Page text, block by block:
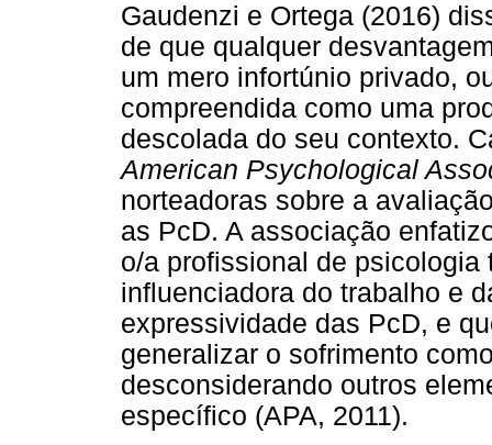
Gaudenzi e Ortega (2016)
de que qualquer
um mero infortúnio privado,
compreendida como uma
descolada do seu contexto.
American Psychological
norteadoras sobre a
as PcD. A associação
o/a profissional de
influenciadora do trabalho e
expressividade das PcD, e
generalizar o sofrimento
desconsiderando outros
específico (APA, 2011).